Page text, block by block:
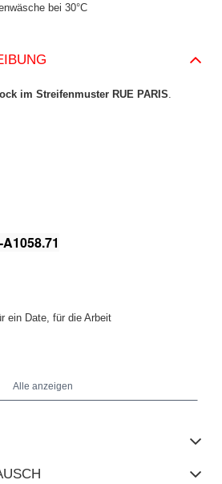
bei 30°C
im Streifenmuster RUE PARIS
ein Date, für die Arbeit
Alle anzeigen